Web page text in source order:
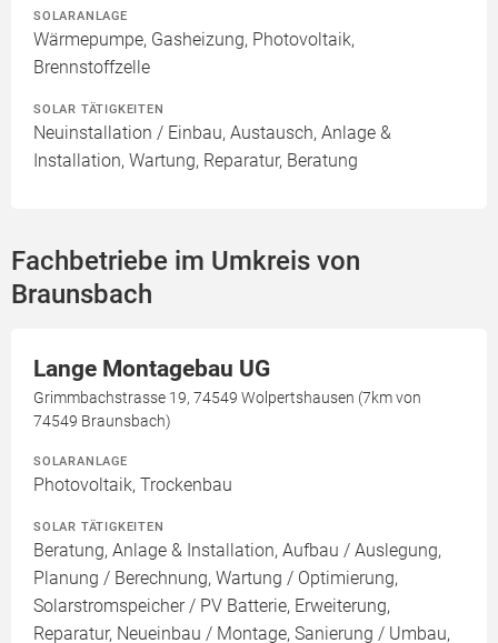
SOLARANLAGE
Wärmepumpe, Gasheizung, Photovoltaik,
Brennstoffzelle
SOLAR TÄTIGKEITEN
Neuinstallation / Einbau, Austausch, Anlage &
Installation, Wartung, Reparatur, Beratung
Fachbetriebe im Umkreis von
Braunsbach
Lange Montagebau UG
Grimmbachstrasse 19, 74549 Wolpertshausen (7km von
74549 Braunsbach)
SOLARANLAGE
Photovoltaik, Trockenbau
SOLAR TÄTIGKEITEN
Beratung, Anlage & Installation, Aufbau / Auslegung,
Planung / Berechnung, Wartung / Optimierung,
Solarstromspeicher / PV Batterie, Erweiterung,
Reparatur, Neueinbau / Montage, Sanierung / Umbau,